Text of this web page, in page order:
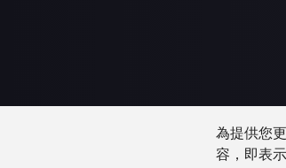
為提供您
容，即表